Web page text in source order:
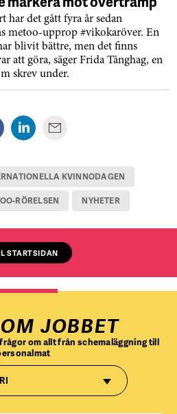
har det gått fyra år sedan
metoo-upprop #vikokaröver. En
blivit bättre, men det finns
att göra, säger Frida Tånghag, en
skrev under.
KVINNODAGEN
RÖRELSEN NYHETER
STARTSIDAN
JOBBET
om allt från schemaläggning till